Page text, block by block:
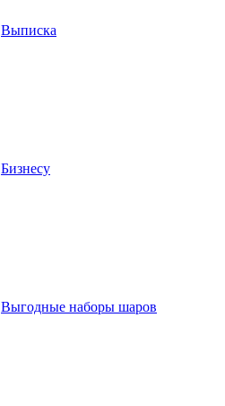
Выписка
Бизнесу
Выгодные наборы шаров